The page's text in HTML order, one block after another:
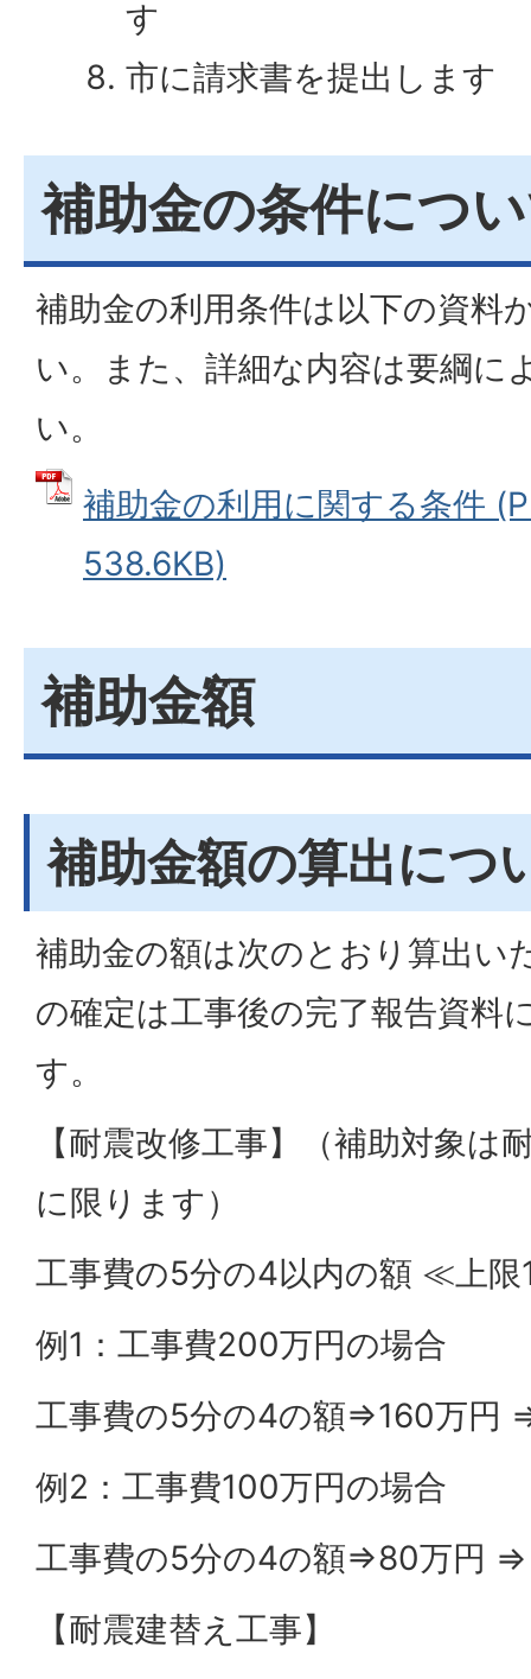
す
市に請求書を提出します
補助金の条件につ
補助金の利用条件は以下の資料
い。また、詳細な内容は要綱に
い。
補助金の利用に関する条件
538.6KB)
補助金額
補助金額の算出につ
補助金の額は次のとおり算出い
の確定は工事後の完了報告資料
す。
【耐震改修工事】（補助対象は
に限ります）
工事費の5分の4以内の額 ≪上
例1：工事費200万円の場合
工事費の5分の4の額⇒160万円
例2：工事費100万円の場合
工事費の5分の4の額⇒80万円 ⇒
【耐震建替え工事】